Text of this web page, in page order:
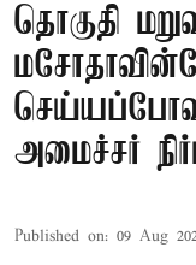
தொகுதி
அமைச்சர்
Published on: 09 Aug